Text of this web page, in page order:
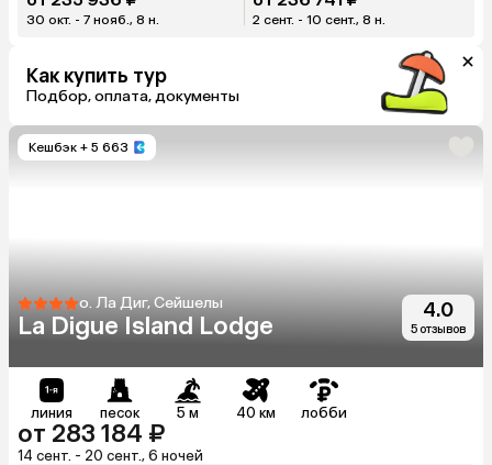
30 окт. - 7 нояб., 8 н. 2 сент. - 10 сент., 8 н.
Как купить тур
Подбор, оплата, документы
Кешбэк + 5 663
о. Ла Диг, Сейшелы
La Digue Island Lodge
4.0
5 отзывов
линия песок 5 м 40 км лобби
от 283 184 ₽
14 сент. - 20 сент., 6 ночей